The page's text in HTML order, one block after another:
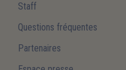
Staff
Questions fréquentes
Partenaires